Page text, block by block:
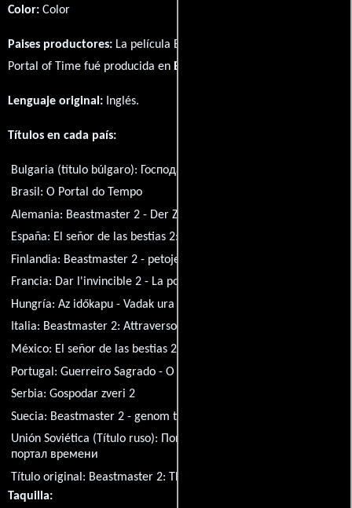
Color: Color
Paises productores: La película Beastmaster 2: Through the
Portal of Time fué producida en EE.UU.
Lenguaje original: Inglés.
Títulos en cada país:
Bulgaria (título búlgaro): Господарят на животните 2
Brasil:O Portal do Tempo
Alemania: Beastmaster 2 - Der Zeitspringer
España: El señor de las bestias 2: La puerta del tiempo
Finlandia: Beastmaster 2 - petojen herra
Francia: Dar l'invincible 2 - La porte du temps
Hungría:Az időkapu - Vadak ura 2.
Italia: Beastmaster 2: Attraverso il portale del tempo
México: El señor de las bestias 2
Portugal:Guerreiro Sagrado - O Regresso
Serbia:Gospodar zveri 2
Suecia: Beastmaster 2 - genom tidsbarriären
Unión Soviética (Título ruso): Повелитель зверей 2: Сквозь
портал времени
Título original: Beastmaster 2: Through the Portal of Time
Taquilla: